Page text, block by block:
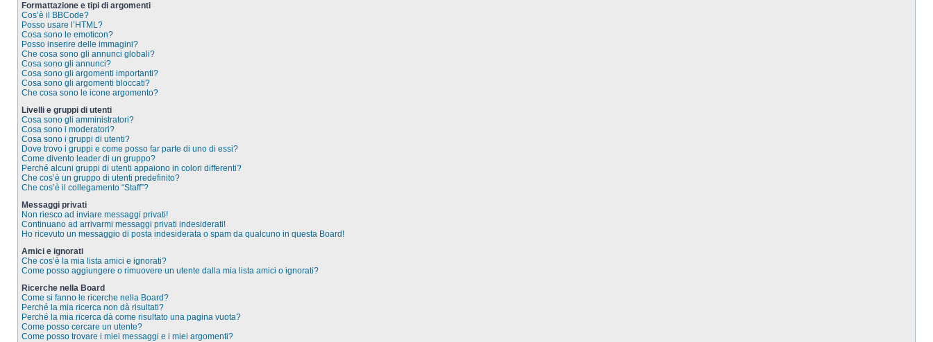
Formattazione e tipi di argomenti
Cos’è il BBCode?
Posso usare l’HTML?
Cosa sono le emoticon?
Posso inserire delle immagini?
Che cosa sono gli annunci globali?
Cosa sono gli annunci?
Cosa sono gli argomenti importanti?
Cosa sono gli argomenti bloccati?
Che cosa sono le icone argomento?
Livelli e gruppi di utenti
Cosa sono gli amministratori?
Cosa sono i moderatori?
Cosa sono i gruppi di utenti?
Dove trovo i gruppi e come posso far parte di uno di essi?
Come divento leader di un gruppo?
Perché alcuni gruppi di utenti appaiono in colori differenti?
Che cos’è un gruppo di utenti predefinito?
Che cos’è il collegamento “Staff”?
Messaggi privati
Non riesco ad inviare messaggi privati!
Continuano ad arrivarmi messaggi privati indesiderati!
Ho ricevuto un messaggio di posta indesiderata o spam da qualcuno in questa Board!
Amici e ignorati
Che cos’è la mia lista amici e ignorati?
Come posso aggiungere o rimuovere un utente dalla mia lista amici o ignorati?
Ricerche nella Board
Come si fanno le ricerche nella Board?
Perché la mia ricerca non dà risultati?
Perché la mia ricerca dà come risultato una pagina vuota?
Come posso cercare un utente?
Come posso trovare i miei messaggi e i miei argomenti?